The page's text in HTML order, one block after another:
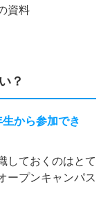
資料
？
から参加でき
しておくのはとて
ープンキャンパス